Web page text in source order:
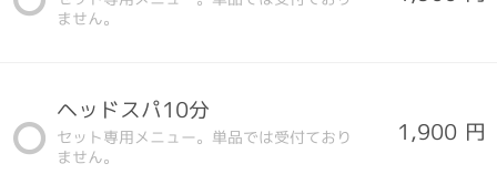
ません。
ヘッドスパ10分
セット専用メニュー。単品では受付ており
ません。
1,900 円